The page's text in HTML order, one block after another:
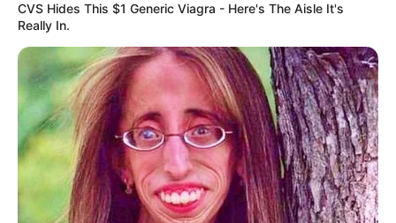
YOUTUBE ΕΓΓΡΑΦΕΊΤΕ
EMAIL ΑΚΟΛΟΥΘΉΣΤΕ
CVS Hides This $1 Generic Viagra - Here's The Aisle It's
Really In.